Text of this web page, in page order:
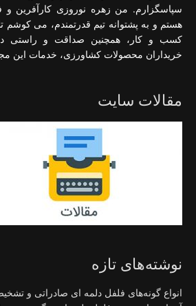
سپاسگزارم. من زهره نوروزی کارآفرین و
هستم و به پشتوانه تیم قدرتمندم، می کوشم
کسب و کار، همچنین صداقت و راستی
خریداران محصولات کشاورزی، خدمات این
مقالات سایت
نوشته‌های تازه
انواع گونه‌های فلفل دلمه ای صادراتی و